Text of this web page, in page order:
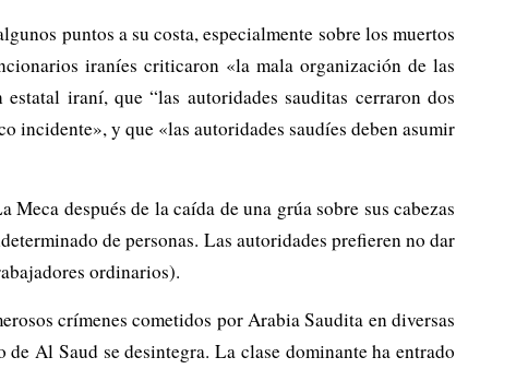
puntos a su costa, especialmente sobre los muertos
iraníes criticaron «la mala organización de las
iraní, que “las autoridades sauditas cerraron dos
incidente», y que «las autoridades saudíes deben asumir
después de la caída de una grúa sobre sus cabezas
de personas. Las autoridades prefieren no dar
ordinarios).
crímenes cometidos por Arabia Saudita en diversas
Al Saud se desintegra. La clase dominante ha entrado